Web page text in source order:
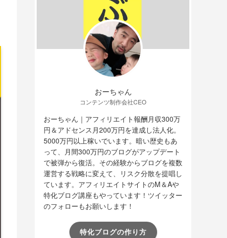
おーちゃん
コンテンツ制作会社CEO
おーちゃん｜アフィリエイト報酬月収300万
円＆アドセンス月200万円を達成し法人化。
5000万円以上稼いでいます。暗い歴史もあ
って、月間300万円のブログがアップデート
で被弾から復活。その経験からブログを複数
運営する戦略に変えて、リスク分散を提唱し
ています。アフィリエイトサイトのM＆Aや
特化ブログ講座もやっています！ツイッター
のフォローもお願いします！
特化ブログの作り方